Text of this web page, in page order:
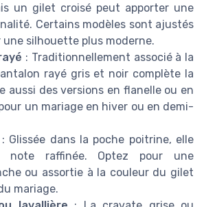
un gilet croisé peut apporter une
Certains modèles sont ajustés
une silhouette plus moderne.
: Traditionnellement associé à la
rayé gris et noir complète la
aussi des versions en flanelle ou en
un mariage en hiver ou en demi-
: Glissée dans la poche poitrine, elle
note raffinée. Optez pour une
ou assortie à la couleur du gilet
mariage.